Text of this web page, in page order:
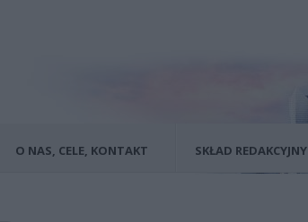
O NAS, CELE, KONTAKT SKŁAD REDAKCYJNY